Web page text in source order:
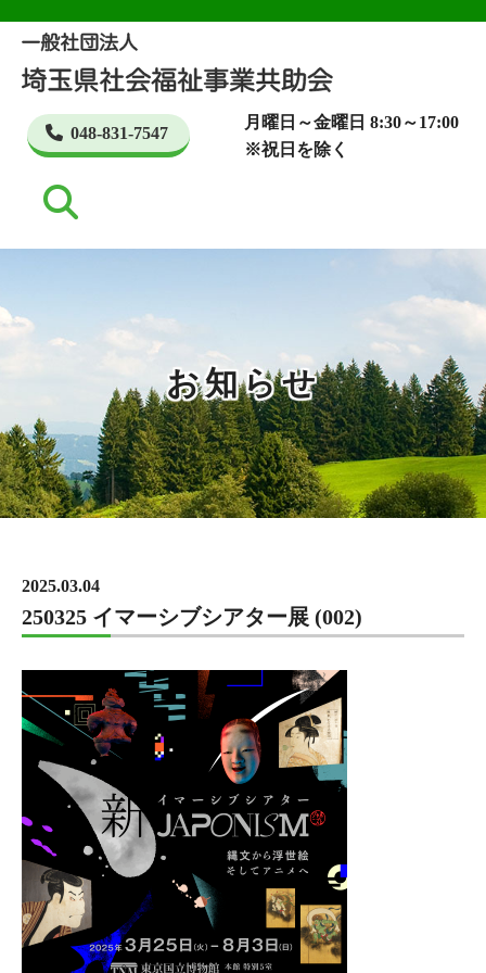
048-831-7547
月曜日～金曜日 8:30～17:00
※祝日を除く
お知らせ
2025.03.04
250325 イマーシブシアター展 (002)